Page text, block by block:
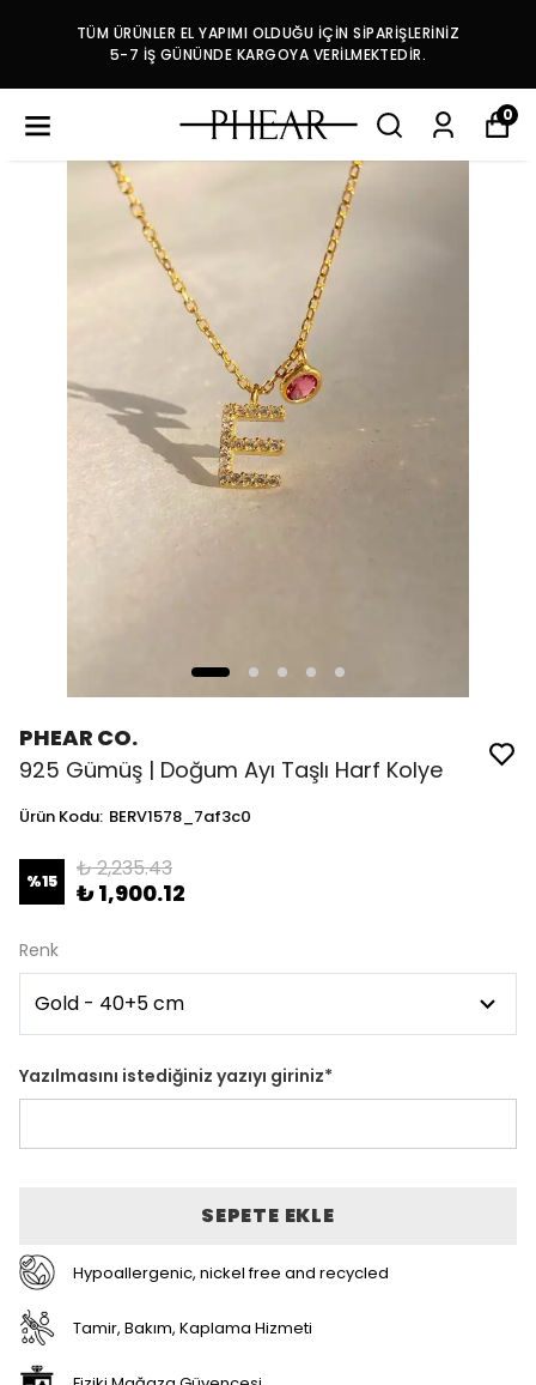
TÜM ÜRÜNLER EL YAPIMI OLDUĞU İÇİN SİPARİŞLERİNİZ
5-7 İŞ GÜNÜNDE KARGOYA VERİLMEKTEDİR.
0
PHEAR CO.
925 Gümüş | Doğum Ayı Taşlı Harf Kolye
Ürün Kodu: BERV1578_7af3c0
%15 ₺ 2,235.43
₺ 1,900.12
Renk
Yazılmasını istediğiniz yazıyı giriniz*
SEPETE EKLE
Hypoallergenic, nickel free and recycled
Tamir, Bakım, Kaplama Hizmeti